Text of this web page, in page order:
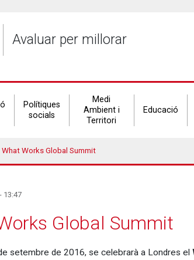
Avaluar per millorar
Polítiques
socials
Medi
Ambient i
Territori
Educació
What Works Global Summit
13:47
Global Summit
setembre de 2016, se celebrarà a Londres el